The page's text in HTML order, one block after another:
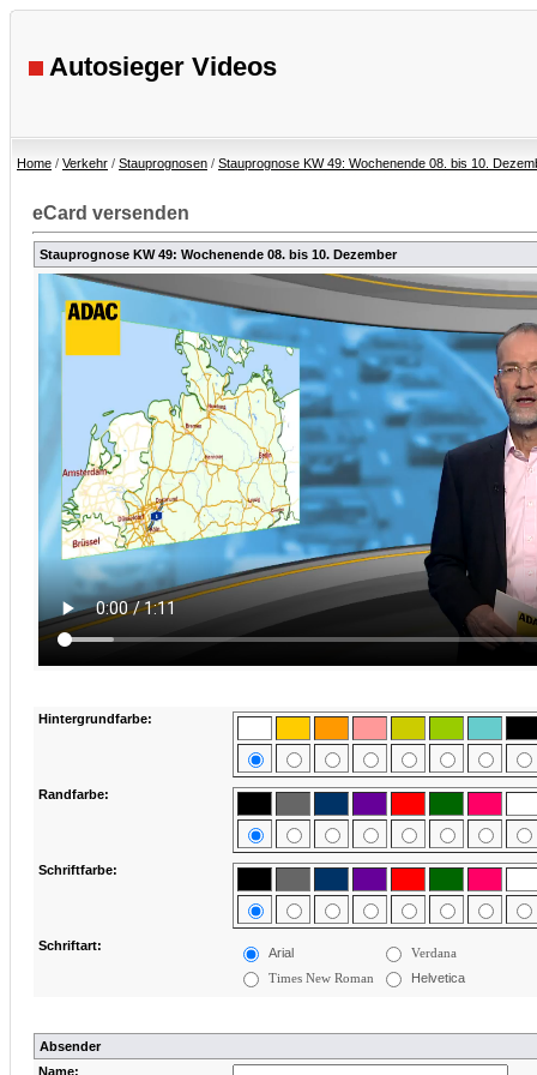
Autosieger Videos
Home / Verkehr / Stauprognosen / Stauprognose KW 49: Wochenende 08. bis 10.
eCard versenden
Stauprognose KW 49: Wochenende 08. bis 10. Dezember
Hintergrundfarbe:
Randfarbe:
Schriftfarbe:
Schriftart: Arial
Verdana
Times New Roman
Helvetica
Absender
Name: